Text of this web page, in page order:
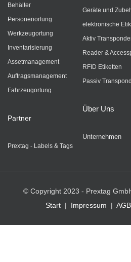
Behälter
Personenortung
Werkzeugortung
Inventarisierung
Assetmanagement
Auftragsmanagement
Fahrzeugortung
Partner
Prextag - Labels & Tags
Geräte und
elektronische
Aktiv
Reader &
RFID Etiketten
Passiv
Über Uns
Unternehmen
© Copyright 2023 - Prextag
Start | Impressum | AGB